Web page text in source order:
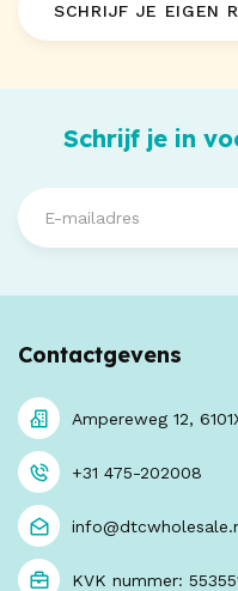
SCHRIJF JE EIGEN
Schrijf je in
Contactgevens
Ampereweg 12,
+31 475-202008
KVK nummer: